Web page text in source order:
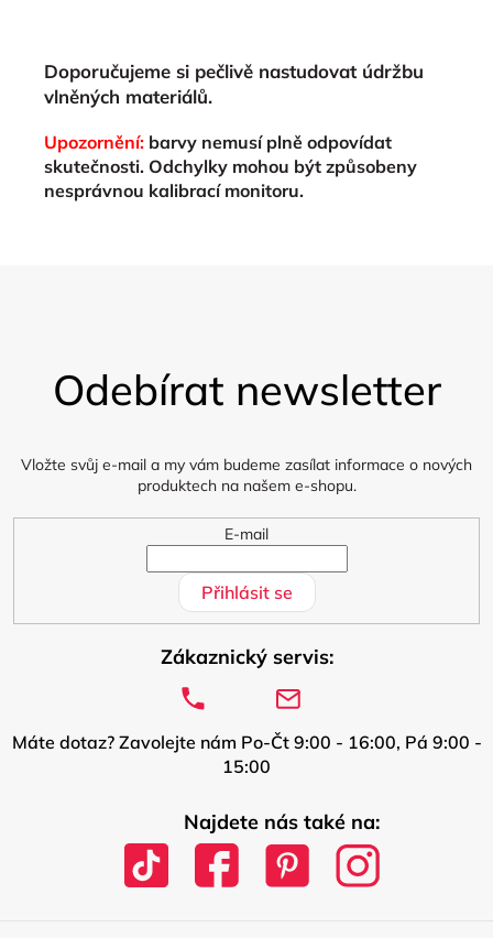
Doporučujeme si pečlivě nastudovat údržbu
vlněných materiálů.
Upozornění: barvy nemusí plně odpovídat
skutečnosti. Odchylky mohou být způsobeny
nesprávnou kalibrací monitoru.
Odebírat newsletter
Vložte svůj e-mail a my vám budeme zasílat informace o nových
produktech na našem e-shopu.
E-mail
Přihlásit se
Zákaznický servis:
Máte dotaz? Zavolejte nám Po-Čt 9:00 - 16:00, Pá 9:00 -
15:00
Najdete nás také na: